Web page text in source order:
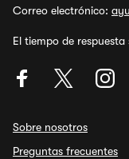
Correo electrónico:
El tiempo de respuesta
Sobre nosotros
Preguntas frecuentes